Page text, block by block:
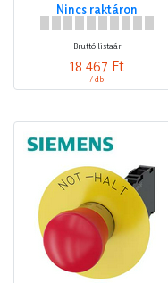
Nincs raktáron
Bruttó listaár
18 467 Ft
/ db